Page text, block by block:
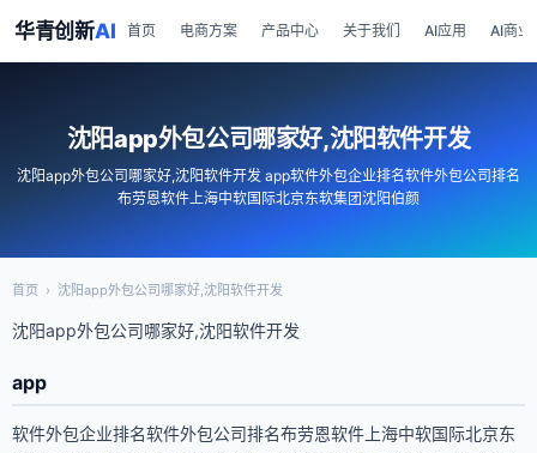
华青创新AI 首页 电商方案 产品中心 关于我们 AI应用 AI商业
沈阳app外包公司哪家好,沈阳软件开发
沈阳app外包公司哪家好,沈阳软件开发 app软件外包企业排名软件外包公司排名
布劳恩软件上海中软国际北京东软集团沈阳伯颜
首页 › 沈阳app外包公司哪家好,沈阳软件开发
沈阳app外包公司哪家好,沈阳软件开发
app
软件外包企业排名软件外包公司排名布劳恩软件上海中软国际北京东